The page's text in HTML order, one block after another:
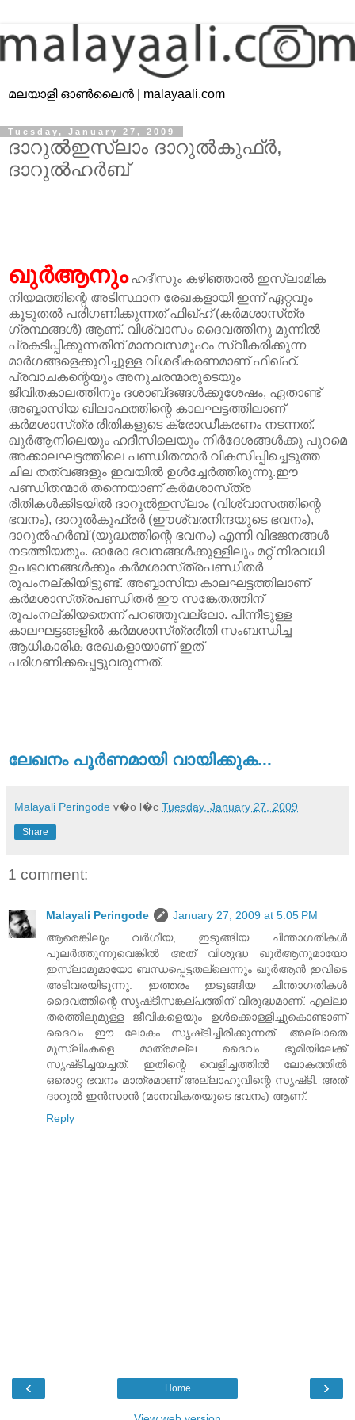
മലയാളി ഓൺലൈൻ | malayaali.com
Tuesday, January 27, 2009
ദാറുല്‍ഇസ്‌ലാം ദാറുല്‍കുഫ്ര്‍,
ദാറുല്‍ഹര്‍ബ്‌
ഖുര്‍ആനുംഹദീസും കഴിഞ്ഞാല്‍ ഇസ്‌ലാമിക
നിയമത്തിന്റെ അടിസ്ഥാന രേഖകളായി ഇന്ന്‌ ഏറ്റവും
കൂടുതല്‍ പരിഗണിക്കുന്നത്‌ ഫിഖ്‌ഹ്‌ (കര്‍മശാസ്‌ത്ര
ഗ്രന്ഥങ്ങള്‍) ആണ്‌. വിശ്വാസം ദൈവത്തിനു മുന്നില്‍
പ്രകടിപ്പിക്കുന്നതിന്‌ മാനവസമൂഹം സ്വീകരിക്കുന്ന
മാര്‍ഗങ്ങളെക്കുറിച്ചുള്ള വിശദീകരണമാണ്‌ ഫിഖ്‌ഹ്‌.
പ്രവാചകന്റെയും അനുചരന്മാരുടെയും
ജീവിതകാലത്തിനും ദശാബ്‌ദങ്ങള്‍ക്കുശേഷം, ഏതാണ്ട്‌
അബ്ബാസിയ ഖിലാഫത്തിന്റെ കാലഘട്ടത്തിലാണ്‌
കര്‍മശാസ്‌ത്ര രീതികളുടെ ക്രോഡീകരണം നടന്നത്‌.
ഖുര്‍ആനിലെയും ഹദീസിലെയും നിര്‍ദേശങ്ങള്‍ക്കു പുറമെ
അക്കാലഘട്ടത്തിലെ പണ്ഡിതന്മാര്‍ വികസിപ്പിച്ചെടുത്ത
ചില തത്വങ്ങളും ഇവയില്‍ ഉള്‍ച്ചേര്‍ത്തിരുന്നു.ഈ
പണ്ഡിതന്മാര്‍ തന്നെയാണ്‌ കര്‍മശാസ്‌ത്ര
രീതികള്‍ക്കിടയില്‍ ദാറുല്‍ഇസ്‌ലാം (വിശ്വാസത്തിന്റെ
ഭവനം), ദാറുല്‍കുഫ്രര്‍ (ഈശ്വരനിന്ദയുടെ ഭവനം),
ദാറുല്‍ഹര്‍ബ്‌ (യുദ്ധത്തിന്റെ ഭവനം) എന്നീ വിഭജനങ്ങള്‍
നടത്തിയതും. ഓരോ ഭവനങ്ങള്‍ക്കുള്ളിലും മറ്റ്‌ നിരവധി
ഉപഭവനങ്ങള്‍ക്കും കര്‍മശാസ്‌ത്രപണ്ഡിതര്‍
രൂപംനല്‌കിയിട്ടുണ്ട്‌. അബ്ബാസിയ കാലഘട്ടത്തിലാണ്‌
കര്‍മശാസ്‌ത്രപണ്ഡിതര്‍ ഈ സങ്കേതത്തിന്‌
രൂപംനല്‌കിയതെന്ന്‌ പറഞ്ഞുവല്ലോ. പിന്നീടുള്ള
കാലഘട്ടങ്ങളില്‍ കര്‍മശാസ്‌ത്രരീതി സംബന്ധിച്ച
ആധികാരിക രേഖകളായാണ്‌ ഇത്‌
പരിഗണിക്കപ്പെട്ടുവരുന്നത്‌.
ലേഖനം പൂര്‍ണമായി വായിക്കുക...
Malayali Peringode v�o l�c Tuesday, January 27, 2009
Share
1 comment:
Malayali Peringode
January 27, 2009 at 5:05 PM
ആരെങ്കിലും വര്‍ഗീയ, ഇടുങ്ങിയ ചിന്താഗതികള്‍
പുലര്‍ത്തുന്നുവെങ്കില്‍ അത്‌ വിശുദ്ധ ഖുര്‍ആനുമായോ
ഇസ്‌ലാമുമായോ ബന്ധപ്പെട്ടതല്ലെന്നും ഖുര്‍ആന്‍ ഇവിടെ
അടിവരയിടുന്നു. ഇത്തരം ഇടുങ്ങിയ ചിന്താഗതികള്‍
ദൈവത്തിന്റെ സൃഷ്‌ടിസങ്കല്‌പത്തിന്‌ വിരുദ്ധമാണ്‌. എല്ലാ
തരത്തിലുമുള്ള ജീവികളെയും ഉള്‍ക്കൊള്ളിച്ചുകൊണ്ടാണ്‌
ദൈവം ഈ ലോകം സൃഷ്‌ടിച്ചിരിക്കുന്നത്‌. അല്ലാതെ
മുസ്‌ലിംകളെ മാത്രമല്ല ദൈവം ഭൂമിയിലേക്ക്‌
സൃഷ്‌ടിച്ചയച്ചത്‌. ഇതിന്റെ വെളിച്ചത്തില്‍ ലോകത്തില്‍
ഒരൊറ്റ ഭവനം മാത്രമാണ്‌ അല്ലാഹുവിന്റെ സൃഷ്‌ടി. അത്‌
ദാറുല്‍ ഇന്‍സാന്‍ (മാനവികതയുടെ ഭവനം) ആണ്‌.
Reply
‹ ›
Home